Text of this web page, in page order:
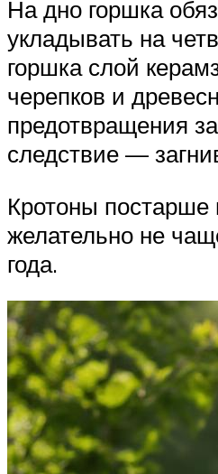
На дно горшка
укладывать на
горшка слой
черепков и
предотвращения
следствие —
Кротоны постарше
желательно не
года.